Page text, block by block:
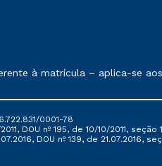
contrato de prestação de
à matrícula – aplica-se aos
0001-78
DOU nº 195, de 10/10/2011, seção
DOU nº 139, de 21.07.2016,